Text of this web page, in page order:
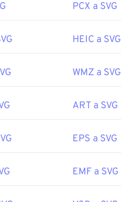
PCX a SVG
HEIC a SVG
WMZ a SVG
ART a SVG
EPS a SVG
EMF a SVG